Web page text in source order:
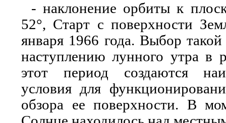
- наклонение орбиты к
52°, Старт с поверхности
января 1966 года. Выбор
наступлению лунного утра в
этот период создаются
условия для
обзора ее поверхности. В